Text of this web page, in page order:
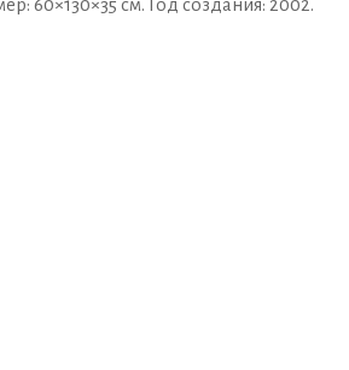
60×130×35 см. Год создания: 2002.